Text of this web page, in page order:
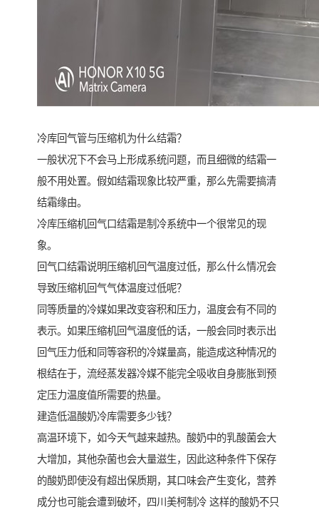
冷库回气管与压缩机为什么结霜？
一般状况下不会马上形成系统问题，而且细微的结霜一
般不用处置。假如结霜现象比较严重，那么先需要搞清
结霜缘由。
冷库压缩机回气口结霜是制冷系统中一个很常见的现
象。
回气口结霜说明压缩机回气温度过低，那么什么情况会
导致压缩机回气气体温度过低呢？
同等质量的冷媒如果改变容积和压力，温度会有不同的
表示。如果压缩机回气温度低的话，一般会同时表示出
回气压力低和同等容积的冷媒量高，能造成这种情况的
根结在于，流经蒸发器冷媒不能完全吸收自身膨胀到预
定压力温度值所需要的热量。
建造低温酸奶冷库需要多少钱？
高温环境下，如今天气越来越热。酸奶中的乳酸菌会大
大增加，其他杂菌也会大量滋生，因此这种条件下保存
的酸奶即使没有超出保质期，其口味会产生变化，营养
成分也可能会遭到破坏，四川美柯制冷 这样的酸奶不只